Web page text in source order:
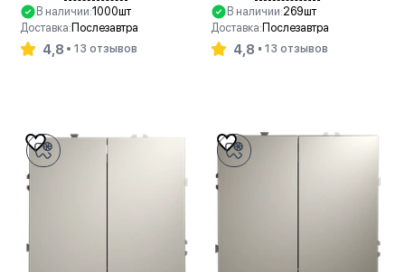
В наличии:1000шт
Доставка: Послезавтра
4,8 13 отзывов
В наличии:269шт
Доставка: Послезавтра
4,8 13 отзывов